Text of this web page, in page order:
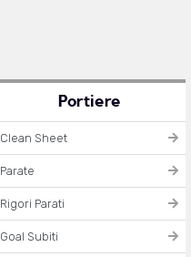
Portiere
Clean Sheet
Parate
Rigori Parati
Goal Subiti